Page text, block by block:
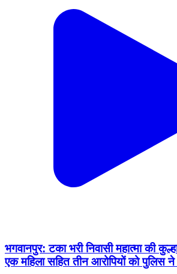
भगवानपुर: टका भरी निवासी महात्मा की
एक महिला सहित तीन आरोपियों को पुलिस ने